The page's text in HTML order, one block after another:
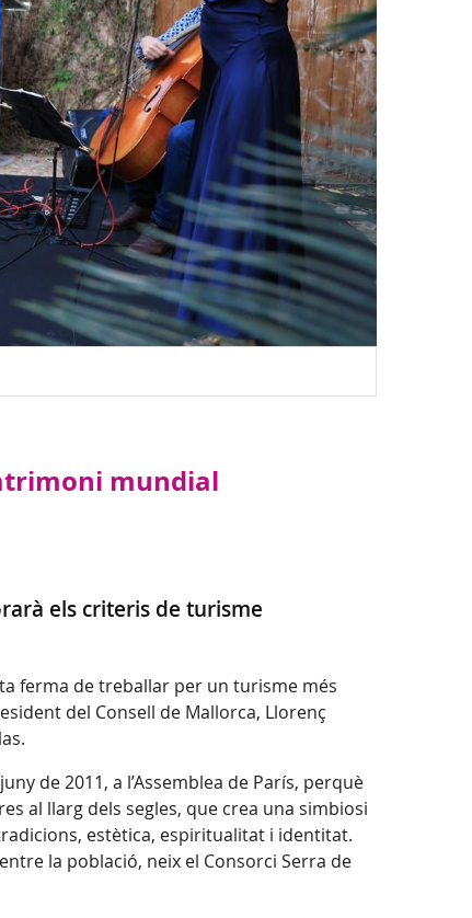
mundial
els criteris de turisme
ferma de treballar per un turisme més
del Consell de Mallorca, Llorenç
de 2011, a l’Assemblea de París, perquè
al llarg dels segles, que crea una simbiosi
estètica, espiritualitat i identitat.
la població, neix el Consorci Serra de